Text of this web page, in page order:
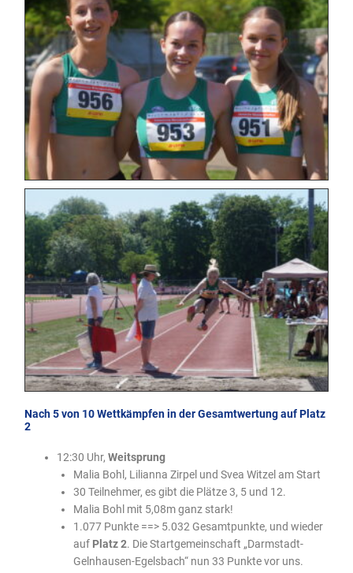
Nach 5 von 10 Wettkämpfen in der Gesamtwertung auf Platz
2
12:30 Uhr,Weitsprung
Malia Bohl, Lilianna Zirpel und Svea Witzel am Start
30 Teilnehmer, es gibt die Plätze 3, 5 und 12.
Malia Bohl mit 5,08m ganz stark!
1.077 Punkte ==> 5.032 Gesamtpunkte, und wieder
auf Platz 2. Die Startgemeinschaft „Darmstadt-
Gelnhausen-Egelsbach“ nun 33 Punkte vor uns.